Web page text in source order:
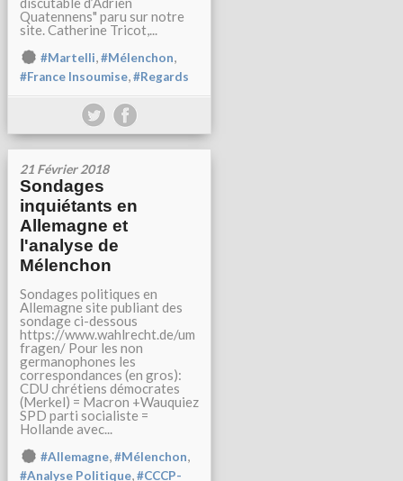
Quatennens" paru sur notre
site. Catherine Tricot,...
#Martelli,#Mélenchon,
#France Insoumise,#Regards
21 Février 2018
Sondages
inquiétants en
Allemagne et
l'analyse de
Mélenchon
Sondages politiques en
Allemagne site publiant des
sondage ci-dessous
https://www.wahlrecht.de/um
fragen/ Pour les non
germanophones les
correspondances (en gros):
CDU chrétiens démocrates
(Merkel) = Macron +Wauquiez
SPD parti socialiste =
Hollande avec...
#Allemagne,#Mélenchon,
#Analyse Politique,#CCCP-